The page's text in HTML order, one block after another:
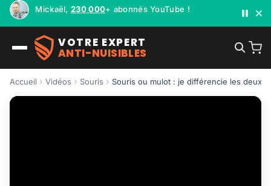
Mickaël, 230 000+ abonnés YouTube !
VOTRE EXPERT
ANTI-NUISIBLES
Accueil Vidéos Souris Souris ou mulot : je différencie les deux